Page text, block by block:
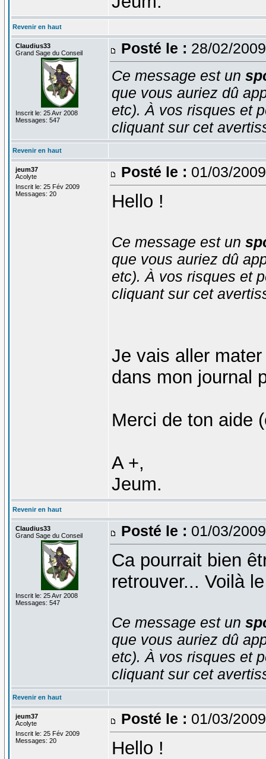
Revenir en haut
Claudius33
Grand Sage du Conseil
Inscrit le: 25 Avr 2008
Messages: 547
Posté le : 28/02/
Ce message est un
que vous auriez dû
etc). À vos risques et
cliquant sur cet
Revenir en haut
jeum37
Acolyte
Inscrit le: 25 Fév 2009
Messages: 20
Posté le : 01/03/
Hello !
Ce message est un
que vous auriez dû
etc). À vos risques et
cliquant sur cet
Je vais aller
dans mon journal
Merci de ton aide
A +,
Jeum.
Revenir en haut
Claudius33
Grand Sage du Conseil
Inscrit le: 25 Avr 2008
Messages: 547
Posté le : 01/03/
Ca pourrait bien
retrouver... Voilà
Ce message est un
que vous auriez dû
etc). À vos risques et
cliquant sur cet
Revenir en haut
jeum37
Acolyte
Inscrit le: 25 Fév 2009
Messages: 20
Posté le : 01/03/
Hello !